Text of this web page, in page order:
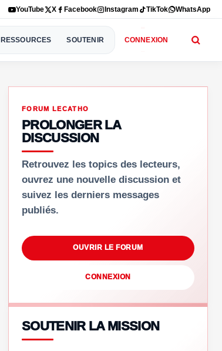
YouTube X Facebook Instagram TikTok WhatsApp
RESSOURCES SOUTENIR CONNEXION
FORUM LECATHO
PROLONGER LA
DISCUSSION
Retrouvez les topics des lecteurs,
ouvrez une nouvelle discussion et
suivez les derniers messages
publiés.
OUVRIR LE FORUM
CONNEXION
SOUTENIR LA MISSION